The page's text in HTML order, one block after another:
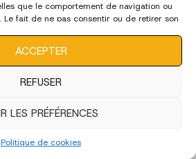
que le comportement de navigation ou
Le fait de ne pas consentir ou de retirer son
ACCEPTER
REFUSER
LES PRÉFÉRENCES
Politique de cookies